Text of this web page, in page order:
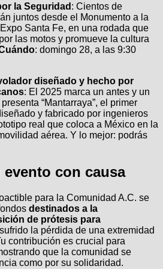
la Seguridad : Cientos de
juntos desde el Monumento a la
Santa Fe, en una rodada que
las motos y promueve la cultura
: domingo 28, a las 9:30
diseñado y hecho por
: El 2025 marca un antes y un
“Mantarraya”, el primer
y fabricado por ingenieros
real que coloca a México en la
aérea. Y lo mejor: podrás
evento con causa
para la Comunidad A.C. se
destinados a la
de prótesis para
la pérdida de una extremidad
contribución es crucial para
que la comunidad se
como por su solidaridad.